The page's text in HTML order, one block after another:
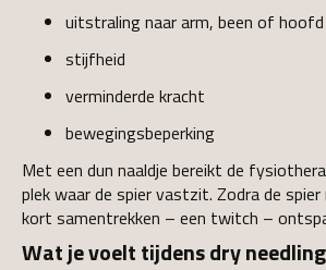
uitstraling naar arm, been of hoofd
stijfheid
verminderde kracht
bewegingsbeperking
Met een dun naaldje bereikt de
plek waar de spier vastzit. Zodra de
kort samentrekken – een twitch –
Wat je voelt tijdens dry needling